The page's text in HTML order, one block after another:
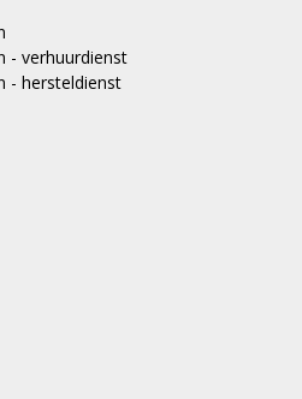
- verhuurdienst
- hersteldienst